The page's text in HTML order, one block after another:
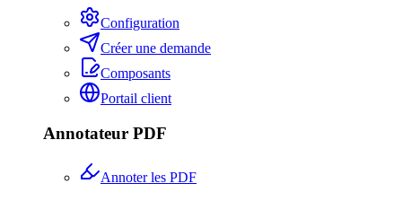
Configuration
Créer une demande
Composants
Portail client
Annotateur PDF
Annoter les PDF